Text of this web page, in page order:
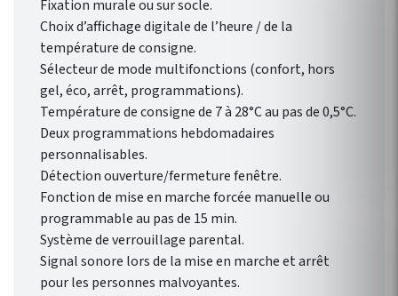
Fixation murale ou sur socle.
Choix d’affichage digitale de l’heure / de la
température de consigne.
Sélecteur de mode multifonctions (confort, hors
gel, éco, arrêt, programmations).
Température de consigne de 7 à 28°C au pas de 0,5°C.
Deux programmations hebdomadaires
personnalisables.
Détection ouverture/fermeture fenêtre.
Fonction de mise en marche forcée manuelle ou
programmable au pas de 15 min.
Système de verrouillage parental.
Signal sonore lors de la mise en marche et arrêt
pour les personnes malvoyantes.